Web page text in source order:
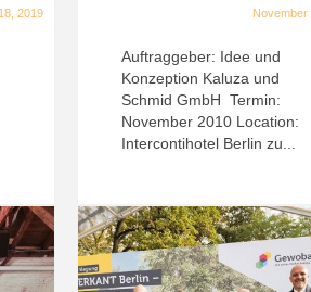
2019 November
Auftraggeber: Idee und
Konzeption Kaluza und
Schmid GmbH Termin:
November 2010 Location:
Intercontihotel Berlin zu...